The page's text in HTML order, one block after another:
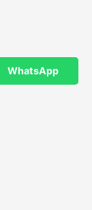
WhatsApp